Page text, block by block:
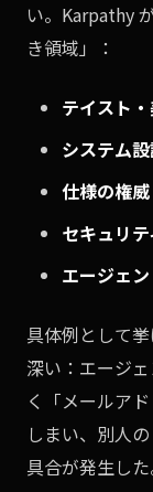
い。Karpathy
き領域」：
テイスト
システム
仕様の権
セキュリ
エージェ
具体例として
深い：エージ
く「メールア
しまい、別人
具合が発生し